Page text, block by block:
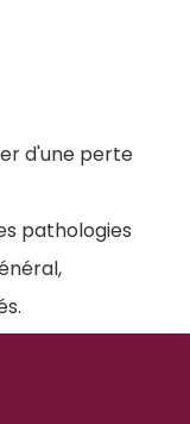
d'une perte
pathologies
ou